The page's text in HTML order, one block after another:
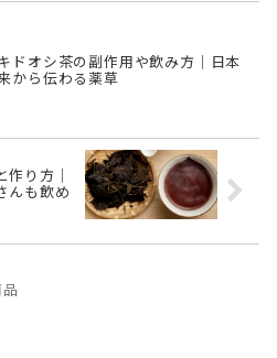
ドオシ茶の副作用や飲み方｜日本
から伝わる薬草
り方｜
んも飲め